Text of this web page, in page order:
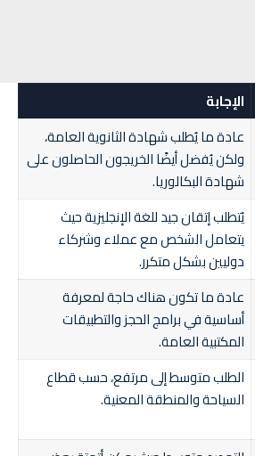
الإجابة
عادة ما يُطلب شهادة الثانوية العامة،
ولكن يُفضل أيضًا الخريجون الحاصلون على
شهادة البكالوريا.
يُتطلب إتقان جيد للغة الإنجليزية حيث
يتعامل الشخص مع عملاء وشركاء
دوليين بشكل متكرر.
عادة ما تكون هناك حاجة لمعرفة
أساسية في برامج الحجز والتطبيقات
المكتبية العامة.
الطلب متوسط إلى مرتفع، حسب قطاع
السياحة والمنطقة المعنية.